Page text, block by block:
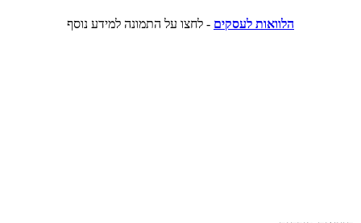
הלוואות לעסקים - לחצו על התמונה למידע נוסף